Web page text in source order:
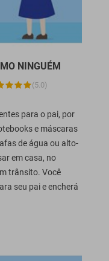
NINGUÉM
(5.0)
para o pai, por
e máscaras
de água ou alto-
em casa, no
trânsito. Você
seu pai e encherá